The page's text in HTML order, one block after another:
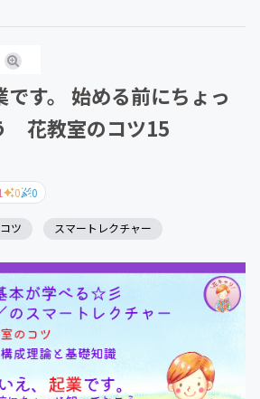
です。 始める前にちょっ
花教室のコツ15
0 0
ツ スマートレクチャー